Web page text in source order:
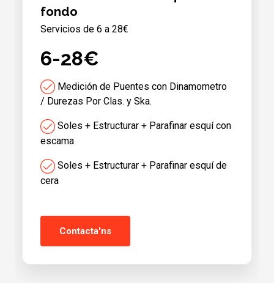
fondo
Servicios de 6 a 28€
6-28€
Medición de Puentes con Dinamometro
/ Durezas Por Clas. y Ska.
Soles + Estructurar + Parafinar esquí con
escama
Soles + Estructurar + Parafinar esquí de
cera
Contacta'ns